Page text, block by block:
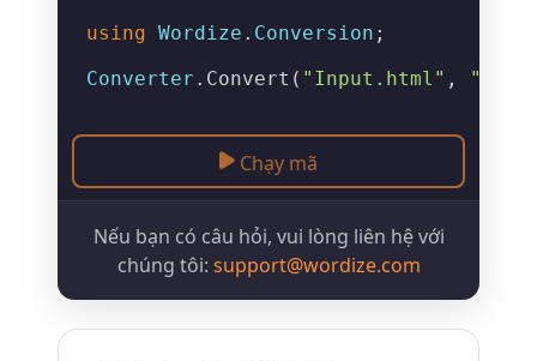
using Wordize . Conversion ;
Converter . Convert ( "Input.html" ,
Chạy mã
Nếu bạn có câu hỏi, vui lòng liên hệ với
chúng tôi: support@wordize.com